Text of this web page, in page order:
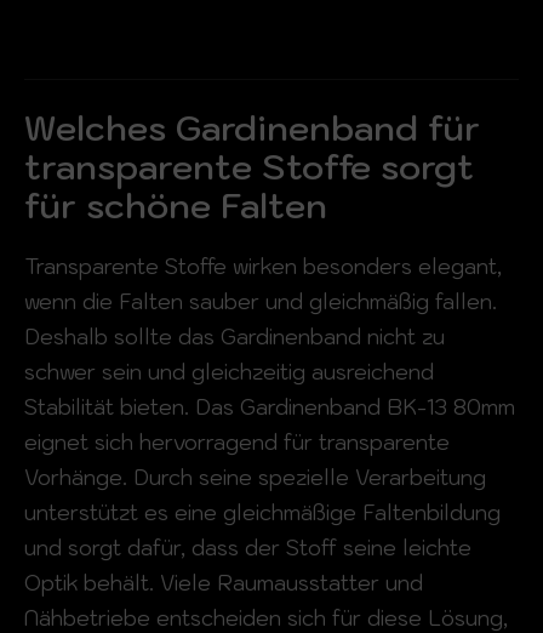
Welches Gardinenband für
transparente Stoffe sorgt
für schöne Falten
Transparente Stoffe wirken besonders elegant,
wenn die Falten sauber und gleichmäßig fallen.
Deshalb sollte das Gardinenband nicht zu
schwer sein und gleichzeitig ausreichend
Stabilität bieten. Das Gardinenband BK-13 80mm
eignet sich hervorragend für transparente
Vorhänge. Durch seine spezielle Verarbeitung
unterstützt es eine gleichmäßige Faltenbildung
und sorgt dafür, dass der Stoff seine leichte
Optik behält. Viele Raumausstatter und
Nähbetriebe entscheiden sich für diese Lösung,